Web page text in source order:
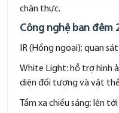
chân thực.
Công nghệ ban đêm
IR (Hồng ngoại): quan
White Light: hỗ trợ hình
diện đối tượng và vật
Tầm xa chiếu sáng: lên